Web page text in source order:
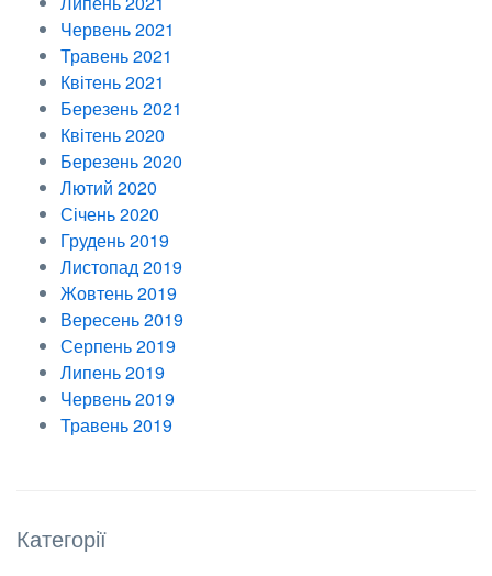
Червень 2021
Травень 2021
Квітень 2021
Березень 2021
Квітень 2020
Березень 2020
Лютий 2020
Січень 2020
Грудень 2019
Листопад 2019
Жовтень 2019
Вересень 2019
Серпень 2019
Липень 2019
Червень 2019
Травень 2019
Категорії